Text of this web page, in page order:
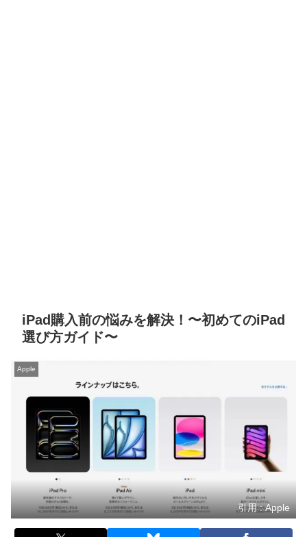
iPad購入前の悩みを解決！〜初めてのiPad
選び方ガイド〜
Apple
引用 : Apple